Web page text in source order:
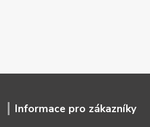
Informace pro zákazníky